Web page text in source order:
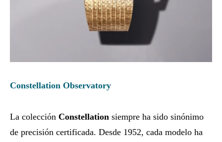
Constellation Observatory
La colección Constellation siempre ha sido sinónimo
de precisión certificada. Desde 1952, cada modelo ha